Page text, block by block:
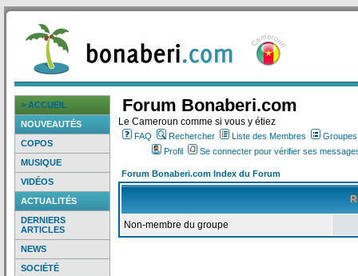
> ACCUEIL
NOUVEAUTÉS
COPOS
MUSIQUE
VIDÉOS
ACTUALITÉS
DERNIERS
ARTICLES
NEWS
SOCIÉTÉ
Forum Bonaberi.com
Le Cameroun comme si vous y étiez
FAQ Rechercher Liste des Membres
Profil
Se connecter pour vérifier ses
Forum Bonaberi.com Index du Forum
Non-membre du groupe